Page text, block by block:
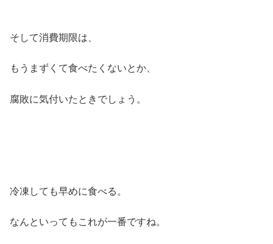
そして消費期限は、
もうまずくて食べたくないとか、
腐敗に気付いたときでしょう。
冷凍しても早めに食べる。
なんといってもこれが一番ですね。